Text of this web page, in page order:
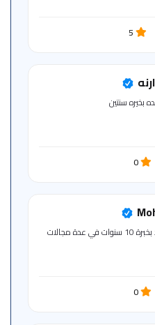
5
بخيره سنتين
0
مجالات
0